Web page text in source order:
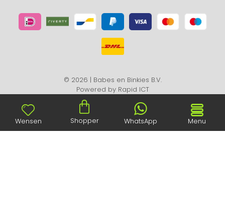
© 2026 | Babes en Binkies B.V.
Powered by Rapid ICT
Wensen Shopper WhatsApp Menu